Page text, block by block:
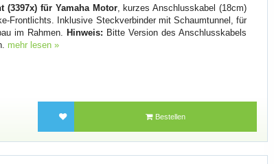
(3397x) für Yamaha Motor, kurzes Anschlusskabel (18cm)
Frontlichts. Inklusive Steckverbinder mit Schaumtunnel, für
im Rahmen. Hinweis: Bitte Version des Anschlusskabels
mehr lesen »
Bestellen